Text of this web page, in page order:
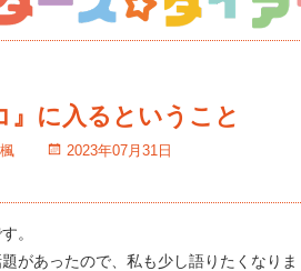
』に入るということ
2023年07月31日
。
があったので、私も少し語りたくなり